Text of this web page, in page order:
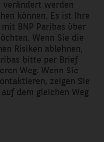
verändert werden
können. Es ist Ihre
BNP Paribas über
Wenn Sie die
Risiken ablehnen,
bitte per Brief
Weg. Wenn Sie
zeigen Sie
dem gleichen Weg